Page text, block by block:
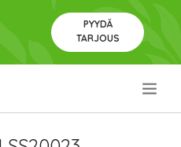
PYYDÄ
TARJOUS